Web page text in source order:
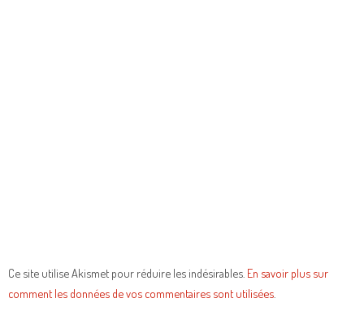
Ce site utilise Akismet pour réduire les indésirables. En savoir plus sur
comment les données de vos commentaires sont utilisées